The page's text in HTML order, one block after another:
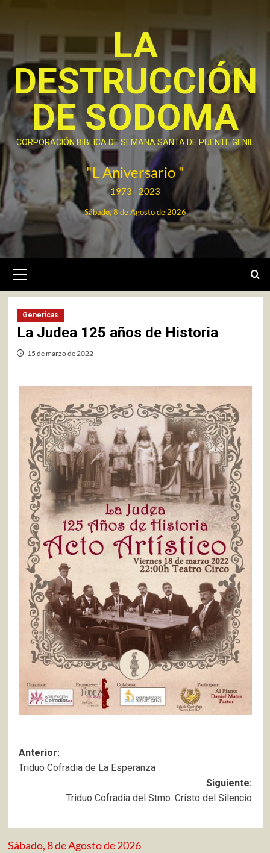
contenido
LA
DESTRUCCIÓN
DE SODOMA
CORPORACIÓN BIBLICA DE SEMANA SANTA DE PUENTE GENIL
"L Aniversario "
1973 - 2023
Sábado, 8 de Agosto de 2026
primario
Genericas
La Judea 125 años de Historia
15 de marzo de 2022
Navegación
de
entradas
Anterior:
Triduo Cofradia de La Esperanza
Siguiente:
Triduo Cofradia del Stmo. Cristo del Silencio
Sábado, 8 de Agosto de 2026